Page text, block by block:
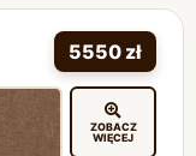
5550 zł
ZOBACZ
WIĘCEJ